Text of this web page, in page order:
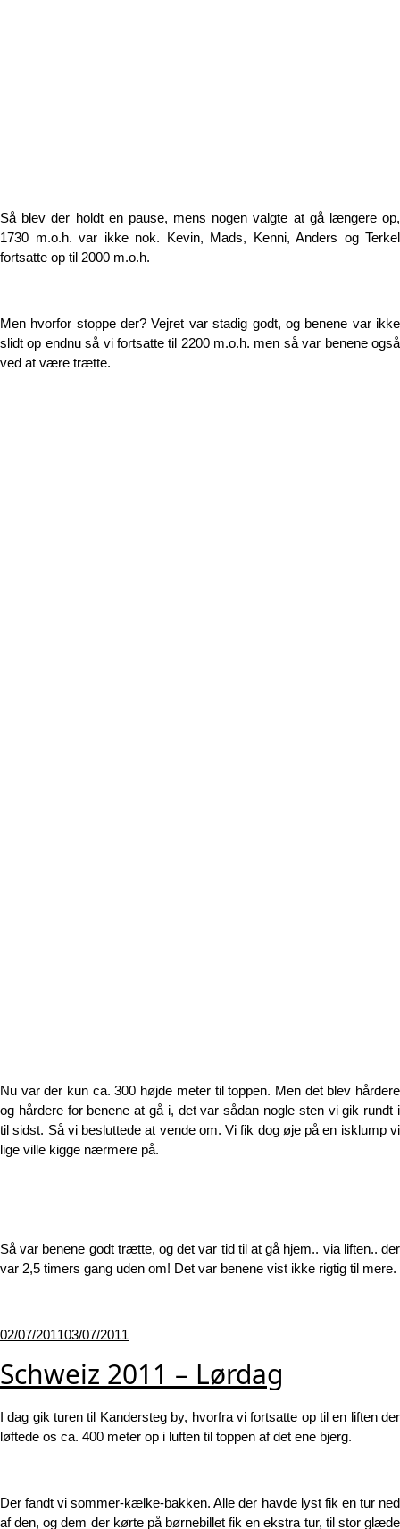
Så blev der holdt en pause, mens nogen valgte at gå længere op,
1730 m.o.h. var ikke nok. Kevin, Mads, Kenni, Anders og Terkel
fortsatte op til 2000 m.o.h.
Men hvorfor stoppe der? Vejret var stadig godt, og benene var ikke
slidt op endnu så vi fortsatte til 2200 m.o.h. men så var benene også
ved at være trætte.
Nu var der kun ca. 300 højde meter til toppen. Men det blev hårdere
og hårdere for benene at gå i, det var sådan nogle sten vi gik rundt i
til sidst. Så vi besluttede at vende om. Vi fik dog øje på en isklump vi
lige ville kigge nærmere på.
Så var benene godt trætte, og det var tid til at gå hjem.. via liften.. der
var 2,5 timers gang uden om! Det var benene vist ikke rigtig til mere.
Udgivet
02/07/201103/07/2011
Schweiz 2011 – Lørdag
I dag gik turen til Kandersteg by, hvorfra vi fortsatte op til en liften der
løftede os ca. 400 meter op i luften til toppen af det ene bjerg.
Der fandt vi sommer-kælke-bakken. Alle der havde lyst fik en tur ned
af den, og dem der kørte på børnebillet fik en ekstra tur, til stor glæde